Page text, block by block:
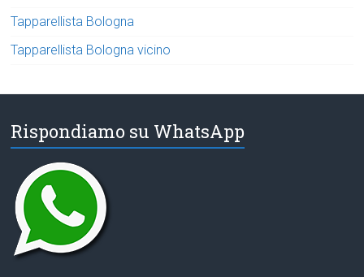
Tapparellista Bologna
Tapparellista Bologna vicino
Rispondiamo su WhatsApp